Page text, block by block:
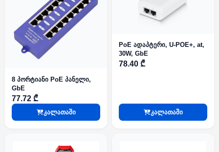
8 პორტიანი PoE პანელი,
GbE
77.72 ₾
კალათაში
PoE ადაპტერი, U-POE+, at,
30W, GbE
78.40 ₾
კალათაში